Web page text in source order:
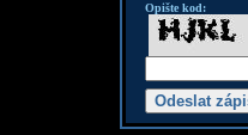
Opište kod: